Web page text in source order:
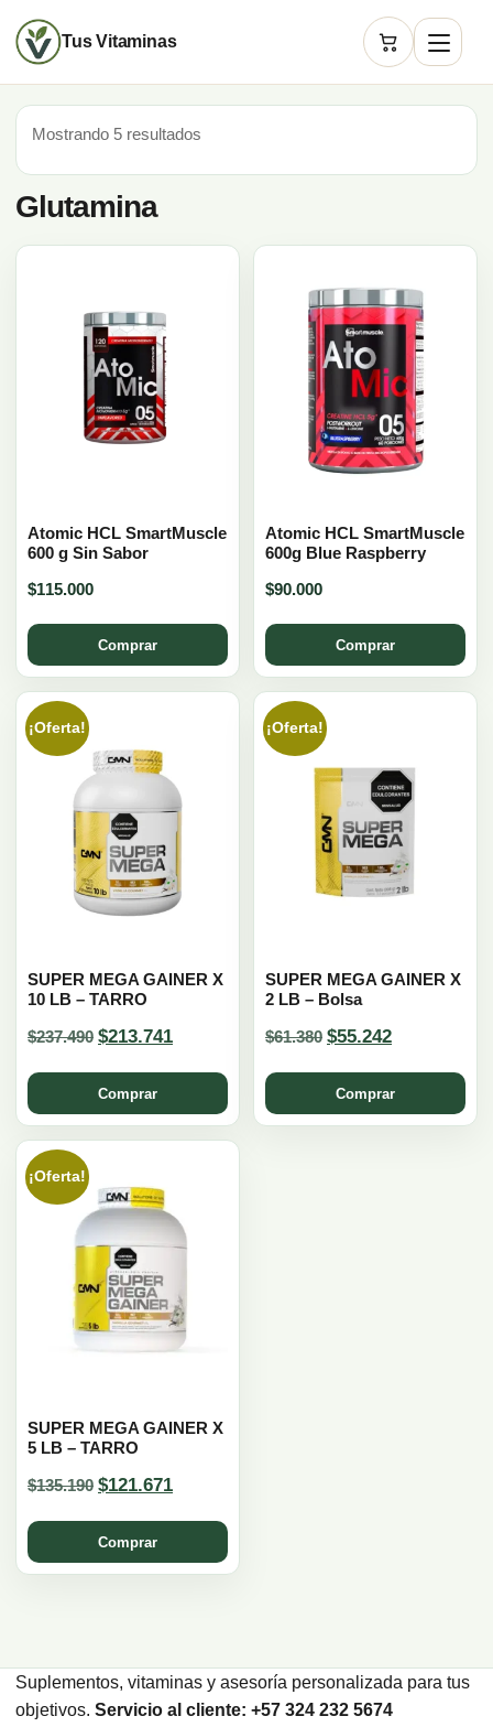
Tus Vitaminas
Carrito
Mostrando 5 resultados
Glutamina
Atomic HCL SmartMuscle
600 g Sin Sabor
$115.000
Comprar
Atomic HCL SmartMuscle
600g Blue Raspberry
$90.000
Comprar
¡Oferta!
SUPER MEGA GAINER X
10 LB – TARRO
$237.490 Original
was:
$237.490.
$213.741
is:
Comprar
¡Oferta!
SUPER MEGA GAINER X
2 LB – Bolsa
$61.380 Original
was:
$61.380.
$55.242Current
is:
$55.242.
Comprar
¡Oferta!
SUPER MEGA GAINER X
5 LB – TARRO
$135.190 Original
was:
$135.190.
$121.671
is:
Comprar
Suplementos, vitaminas y asesoría personalizada para tus
objetivos. Servicio al cliente: +57 324 232 5674